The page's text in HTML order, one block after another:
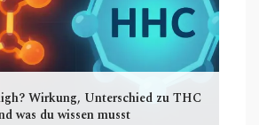
Wirkung, Unterschied zu THC
was du wissen musst